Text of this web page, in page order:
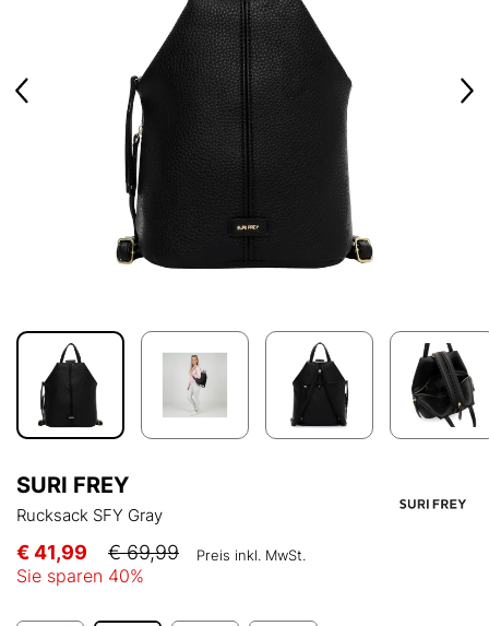
SURI FREY
Rucksack SFY Gray
€ 41,99 € 69,99 Preis inkl. MwSt.
Sie sparen 40%